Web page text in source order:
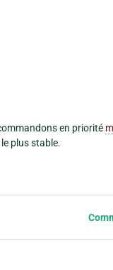
en priorité
plus stable.